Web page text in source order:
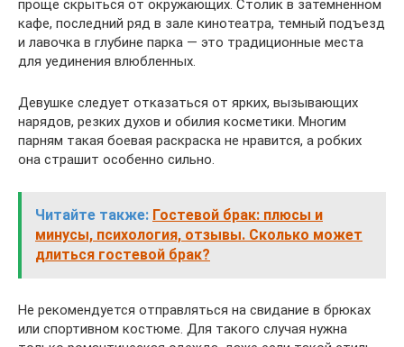
проще скрыться от окружающих. Столик в затемненном
кафе, последний ряд в зале кинотеатра, темный подъезд
и лавочка в глубине парка — это традиционные места
для уединения влюбленных.
Девушке следует отказаться от ярких, вызывающих
нарядов, резких духов и обилия косметики. Многим
парням такая боевая раскраска не нравится, а робких
она страшит особенно сильно.
Читайте также: Гостевой брак: плюсы и
минусы, психология, отзывы. Сколько может
длиться гостевой брак?
Не рекомендуется отправляться на свидание в брюках
или спортивном костюме. Для такого случая нужна